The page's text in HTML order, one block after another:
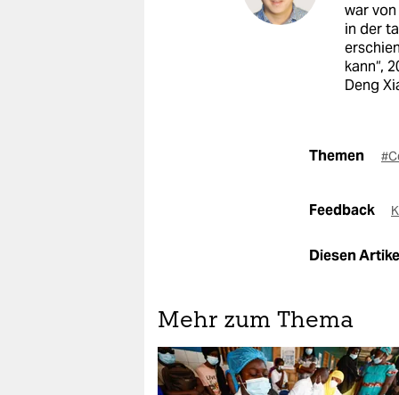
war
in der
kann“,
Deng
Themen
Feedback
Diesen
Mehr zum Thema